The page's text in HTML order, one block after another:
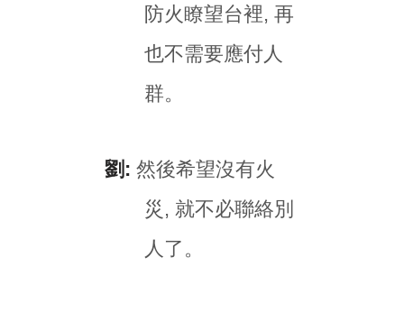
防火瞭望台裡, 再
也不需要應付人
群。
劉: 然後希望沒有火
災, 就不必聯絡別
人了。